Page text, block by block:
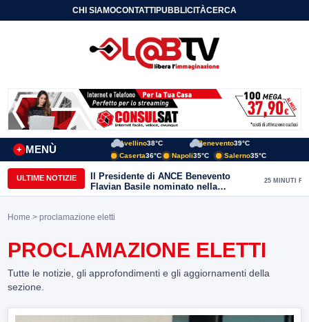
CHI SIAMOCONTATTIPUBBLICITÀCERCA
MENÙ
+
Avellino38°C Benevento39°C
Caserta36°C Napoli35°C Salerno35°C
ULTIME NOTIZIE
Il Presidente di ANCE Benevento
Flavian Basile nominato nella
Commissione Tecnica
Confindustria Nazionale
25 MINUTI FA
Home > proclamazione eletti
PROCLAMAZIONE ELETTI
Tutte le notizie, gli approfondimenti e gli aggiornamenti della
sezione.